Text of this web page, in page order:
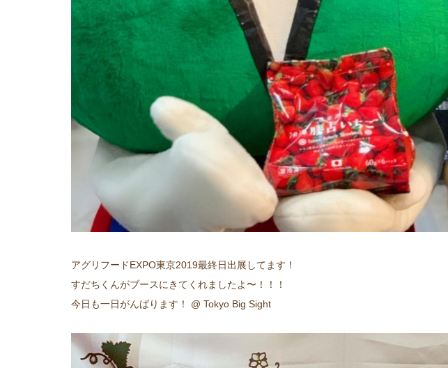
アグリフードEXPO東京2019最終日出展してます！
すだちくんがブースにきてくれましたよ〜！！！
今日も一日がんばります！ @ Tokyo Big Sight